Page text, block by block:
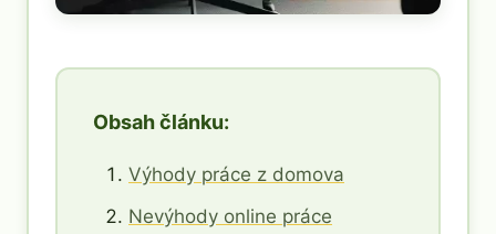
Obsah článku:
Výhody práce z domova
Nevýhody online práce